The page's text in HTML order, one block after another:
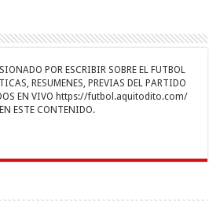
POR ESCRIBIR SOBRE EL FUTBOL
RESUMENES, PREVIAS DEL PARTIDO
EN VIVO https://futbol.aquitodito.com/
ESTE CONTENIDO.